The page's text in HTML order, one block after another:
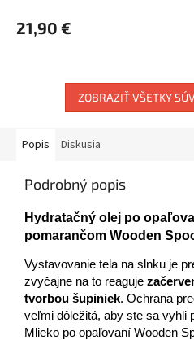
21,90 €
ZOBRAZIŤ VŠETKY
Popis Diskusia
Podrobný popis
Hydratačný olej po
pomarančom Wooden
Vystavovanie tela na slnku je
zvyčajne na to reaguje
tvorbou šupiniek. Ochrana
veľmi dôležitá, aby ste sa vyhli
Mlieko po opaľovaní Wooden